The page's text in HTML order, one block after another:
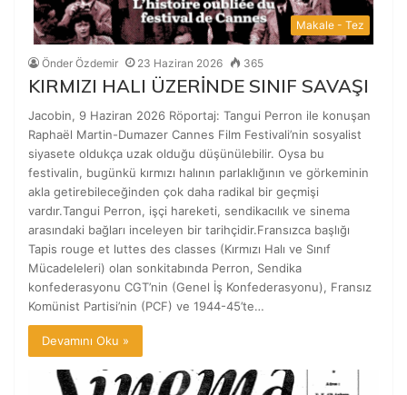
Makale - Tez
Önder Özdemir 23 Haziran 2026 365
KIRMIZI HALI ÜZERİNDE SINIF SAVAŞI
Jacobin, 9 Haziran 2026 Röportaj: Tangui Perron ile konuşan
Raphaël Martin-Dumazer Cannes Film Festivali’nin sosyalist
siyasete oldukça uzak olduğu düşünülebilir. Oysa bu
festivalin, bugünkü kırmızı halının parlaklığının ve görkeminin
akla getirebileceğinden çok daha radikal bir geçmişi
vardır.Tangui Perron, işçi hareketi, sendikacılık ve sinema
arasındaki bağları inceleyen bir tarihçidir.Fransızca başlığı
Tapis rouge et luttes des classes (Kırmızı Halı ve Sınıf
Mücadeleleri) olan sonkitabında Perron, Sendika
konfederasyonu CGT’nin (Genel İş Konfederasyonu), Fransız
Komünist Partisi’nin (PCF) ve 1944-45’te…
Devamını Oku »